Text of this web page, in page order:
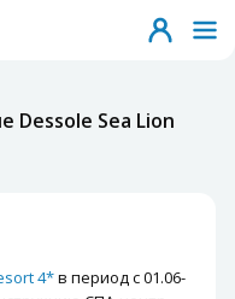
Dessole Sea Lion
4*в период с 01.06-